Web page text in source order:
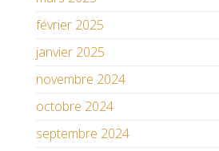
février 2025
janvier 2025
novembre 2024
octobre 2024
septembre 2024